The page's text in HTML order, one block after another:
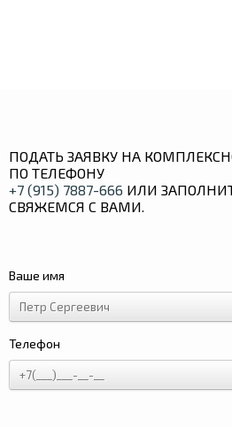
ПОДАТЬ ЗАЯВКУ НА
ПО ТЕЛЕФОНУ
+7 (915) 7887-666 ИЛИ
СВЯЖЕМСЯ С ВАМИ.
Ваше имя
Телефон